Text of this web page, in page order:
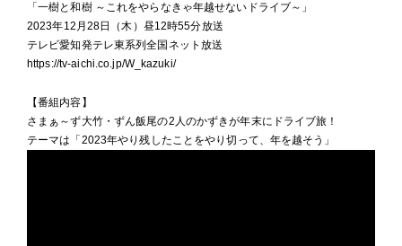
「一樹と和樹 ～これをやらなきゃ年越せないドライブ～」
2023年12月28日（木）昼12時55分放送
テレビ愛知発テレ東系列全国ネット放送
https://tv-aichi.co.jp/W_kazuki/
【番組内容】
さまぁ～ず大竹・ずん飯尾の2人のかずきが年末にドライブ旅！
テーマは「2023年やり残したことをやり切って、年を越そう」